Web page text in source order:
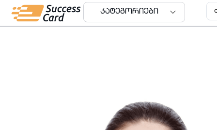
კატეგორიები